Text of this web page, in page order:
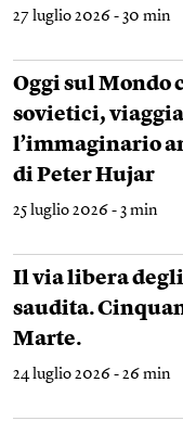
27 luglio 2026 - 30 min
Oggi sul Mondo
sovietici,
l’immaginario
di Peter Hujar
25 luglio 2026 - 3 min
Il via libera
saudita.
Marte.
24 luglio 2026 - 26 min